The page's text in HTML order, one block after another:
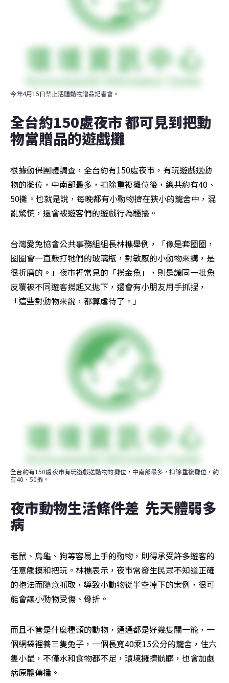
今年4月15日禁止活體動物贈品記者會。
全台約150處夜市 都可見到把動
物當贈品的遊戲攤
根據動保團體調查，全台約有150處夜市，有玩遊戲送動
物的攤位，中南部最多，扣除重複攤位後，總共約有40、
50攤。也就是說，每晚都有小動物擠在狹小的籠舍中，混
亂驚慌，還會被遊客們的遊戲行為騷擾。
台灣愛兔協會公共事務組組長林樵舉例，「像是套圈圈，
圈圈會一直敲打牠們的玻璃瓶，對敏感的小動物來講，是
很折磨的。」夜市裡常見的「撈金魚」，則是讓同一批魚
反覆被不同遊客撈起又拋下，還會有小朋友用手抓捏，
「這些對動物來說，都算虐待了。」
全台約有150處夜市有玩遊戲送動物的攤位，中南部最多，扣除重複攤位，約
有40、50攤。
夜市動物生活條件差  先天體弱多
病
老鼠、烏龜、狗等容易上手的動物，則得承受許多遊客的
任意觸摸和把玩。林樵表示，夜市常發生民眾不知道正確
的抱法而隨意抓取，導致小動物從半空掉下的案例，很可
能會讓小動物受傷、骨折。
而且不管是什麼種類的動物，通通都是好幾隻關一籠，一
個網袋裡養三隻兔子，一個長寬40乘15公分的籠舍，住六
隻小鼠，不僅水和食物都不足，環境擁擠骯髒，也會加劇
病原體傳播。